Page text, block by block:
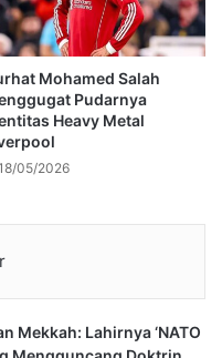
Mohamed Salah
Pudarnya
Heavy Metal
05/2026
Mekkah: Lahirnya ‘NATO